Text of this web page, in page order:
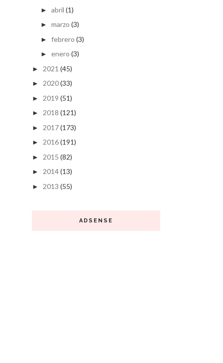
► abril (1)
► marzo (3)
► febrero (3)
► enero (3)
► 2021 (45)
► 2020(33)
► 2019 (51)
► 2018 (121)
► 2017(173)
► 2016(191)
► 2015 (82)
► 2014(13)
► 2013 (55)
ADSENSE